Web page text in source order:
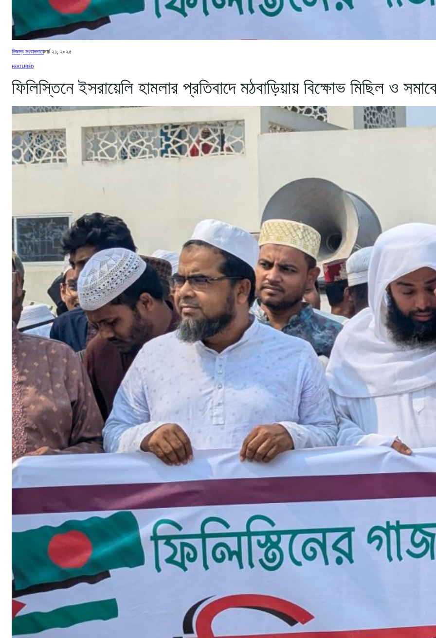
নিজস্ব সংবাদদাতামার্চ ২১, ২০২৫
FEATURED
ফিলিস্তিনে ইসরায়েলি হামলার প্রতিবাদে মঠবাড়িয়ায় বিক্ষোভ মিছিল ও